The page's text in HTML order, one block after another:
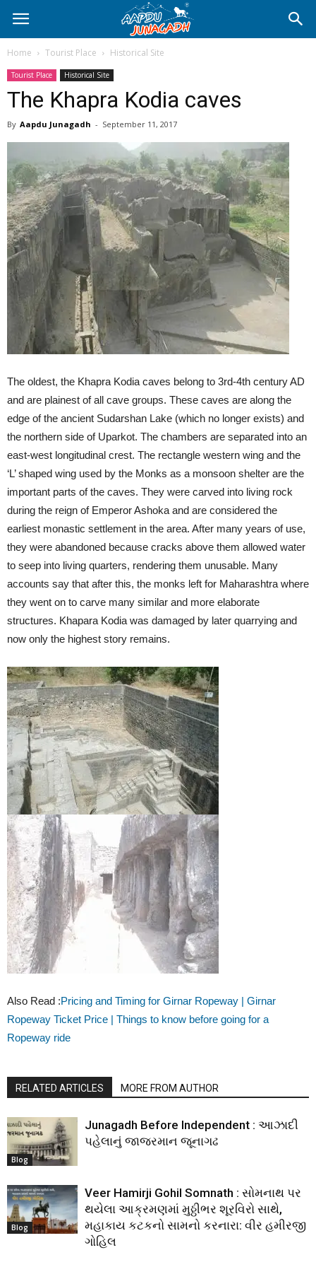
Home Tourist Place Historical Site
Tourist Place Historical Site
The Khapra Kodia caves
By Aapdu Junagadh - September 11, 2017
The oldest, the Khapra Kodia caves belong to 3rd-4th century AD
and are plainest of all cave groups. These caves are along the
edge of the ancient Sudarshan Lake (which no longer exists) and
the northern side of Uparkot. The chambers are separated into an
east-west longitudinal crest. The rectangle western wing and the
‘L’ shaped wing used by the Monks as a monsoon shelter are the
important parts of the caves. They were carved into living rock
during the reign of Emperor Ashoka and are considered the
earliest monastic settlement in the area. After many years of use,
they were abandoned because cracks above them allowed water
to seep into living quarters, rendering them unusable. Many
accounts say that after this, the monks left for Maharashtra where
they went on to carve many similar and more elaborate
structures. Khapara Kodia was damaged by later quarrying and
now only the highest story remains.
Also Read :Pricing and Timing for Girnar Ropeway | Girnar
Ropeway Ticket Price | Things to know before going for a
Ropeway ride
RELATED ARTICLES MORE FROM AUTHOR
Blog
Junagadh Before Independent : આઝાદી
પહેલાનું જાજરમાન જૂનાગઢ
Blog
Veer Hamirji Gohil Somnath : સોમનાથ પર
થયેલા આક્રમણમાં મુઠ્ઠીભર શૂરવિરો સાથે,
મહાકાય કટકનો સામનો કરનારા: વીર હમીરજી
ગોહિલ